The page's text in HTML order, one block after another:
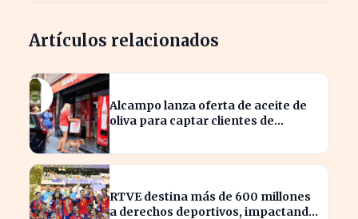
Artículos relacionados
Alcampo lanza oferta de aceite de
oliva para captar clientes de
RTVE destina más de 600 millones
a derechos deportivos, impactando